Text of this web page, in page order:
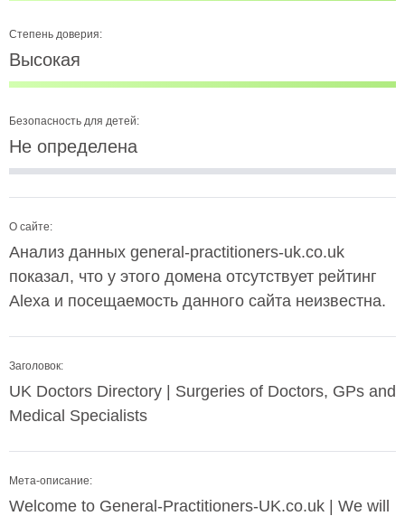
Степень доверия:
Высокая
Безопасность для детей:
Не определена
О сайте:
Анализ данных general-practitioners-uk.co.uk
показал, что у этого домена отсутствует рейтинг
Alexa и посещаемость данного сайта неизвестна.
Заголовок:
UK Doctors Directory | Surgeries of Doctors, GPs and
Medical Specialists
Мета-описание:
Welcome to General-Practitioners-UK.co.uk | We will